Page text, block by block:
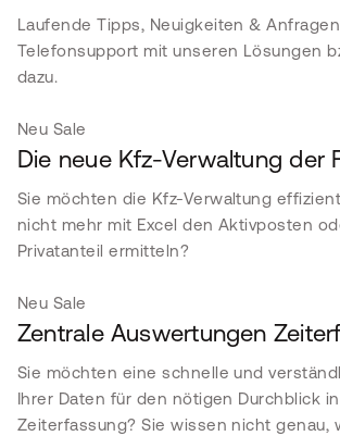
Laufende Tipps, Neuigkeiten &
Telefonsupport mit unseren Lösungen
dazu.
Neu Sale
Die neue Kfz-Verwaltung der
Sie möchten die Kfz-Verwaltung
nicht mehr mit Excel den Aktivposten
Privatanteil ermitteln?
Neu Sale
Zentrale Auswertungen
Sie möchten eine schnelle und
Ihrer Daten für den nötigen Durchblick
Zeiterfassung? Sie wissen nicht genau,